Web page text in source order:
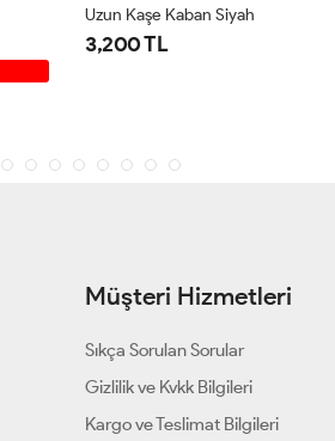
Uzun Kaşe Kaban Siyah
3,200 TL
Müşteri Hizmetleri
Sıkça Sorulan Sorular
Gizlilik ve Kvkk Bilgileri
Kargo ve Teslimat Bilgileri